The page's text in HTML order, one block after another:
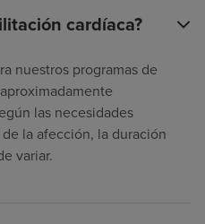
cardíaca?
nuestros programas de
las necesidades
la afección, la duración
variar.